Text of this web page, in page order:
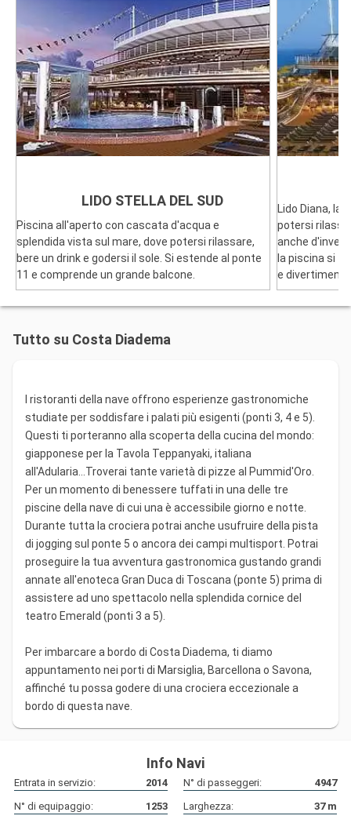
Piscina all'aperto con cascata d'acqua e
splendida vista sul mare, dove potersi rilassare,
bere un drink e godersi il sole. Si estende al ponte
11 e comprende un grande balcone.
LIDO STELLA DEL SUD
Lido Diana, la
potersi
anche
la piscina si
e
Tutto su Costa Diadema
I ristoranti della nave offrono esperienze gastronomiche
studiate per soddisfare i palati più esigenti (ponti 3, 4 e 5).
Questi ti porteranno alla scoperta della cucina del mondo:
giapponese per la Tavola Teppanyaki, italiana
all'Adularia...Troverai tante varietà di pizze al Pummid'Oro.
Per un momento di benessere tuffati in una delle tre
piscine della nave di cui una è accessibile giorno e notte.
Durante tutta la crociera potrai anche usufruire della pista
di jogging sul ponte 5 o ancora dei campi multisport. Potrai
proseguire la tua avventura gastronomica gustando grandi
annate all'enoteca Gran Duca di Toscana (ponte 5) prima di
assistere ad uno spettacolo nella splendida cornice del
teatro Emerald (ponti 3 a 5).
Per imbarcare a bordo di Costa Diadema, ti diamo
appuntamento nei porti di Marsiglia, Barcellona o Savona,
affinché tu possa godere di una crociera eccezionale a
bordo di questa nave.
Info Navi
Entrata in servizio: 2014 N° di passeggeri:
4947
N° di equipaggio:
1253 Larghezza: 37m